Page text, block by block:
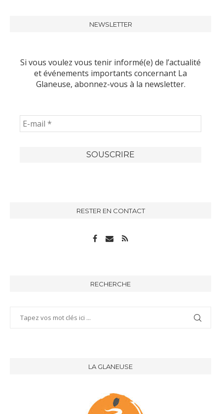
NEWSLETTER
Si vous voulez vous tenir informé(e) de l’actualité
et événements importants concernant La
Glaneuse, abonnez-vous à la newsletter.
RESTER EN CONTACT
RECHERCHE
LA GLANEUSE